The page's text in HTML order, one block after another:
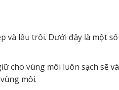
và lâu trôi. Dưới đây là một số
cho vùng môi luôn sạch sẽ và
môi.